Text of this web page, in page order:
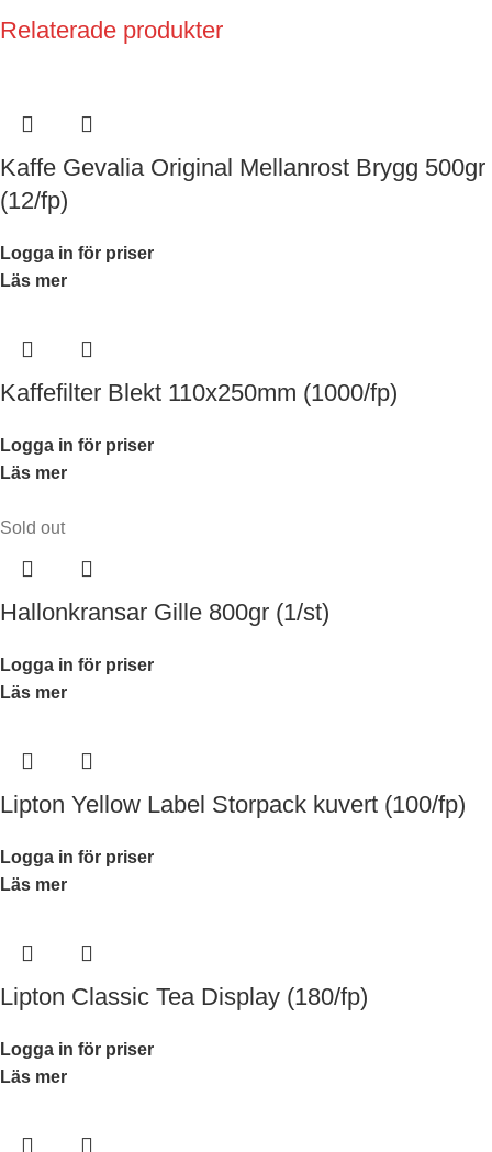
Relaterade produkter
Kaffe Gevalia Original Mellanrost Brygg 500gr
(12/fp)
Logga in för priser
Läs mer
Kaffefilter Blekt 110x250mm (1000/fp)
Logga in för priser
Läs mer
Sold out
Hallonkransar Gille 800gr (1/st)
Logga in för priser
Läs mer
Lipton Yellow Label Storpack kuvert (100/fp)
Logga in för priser
Läs mer
Lipton Classic Tea Display (180/fp)
Logga in för priser
Läs mer